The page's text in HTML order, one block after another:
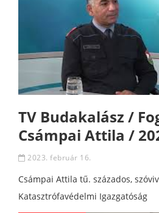
TV Budakalász /
Csámpai Attila /
2023. február 16.
Csámpai Attila tű. százados,
Katasztrófavédelmi Igazgatóság